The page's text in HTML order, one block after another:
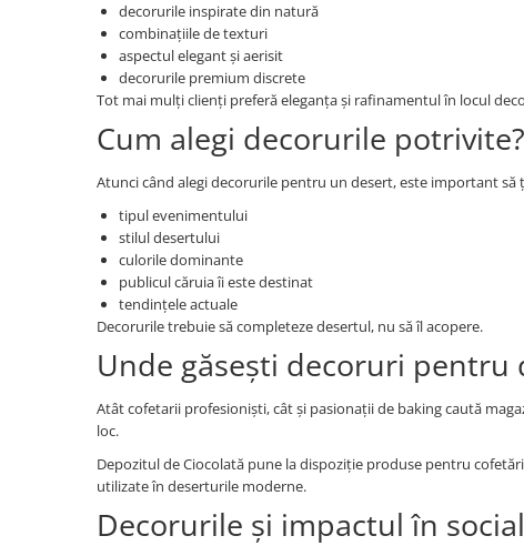
decorurile inspirate din natură
combinațiile de texturi
aspectul elegant și aerisit
decorurile premium discrete
Tot mai mulți clienți preferă eleganța și rafinamentul în locul
Cum alegi decorurile potrivite?
Atunci când alegi decorurile pentru un desert, este important să
tipul evenimentului
stilul desertului
culorile dominante
publicul căruia îi este destinat
tendințele actuale
Decorurile trebuie să completeze desertul, nu să îl acopere.
Unde găsești decoruri pentru
Atât cofetarii profesioniști, cât și pasionații de baking caută
loc.
Depozitul de Ciocolată pune la dispoziție produse pentru
utilizate în deserturile moderne.
Decorurile și impactul în